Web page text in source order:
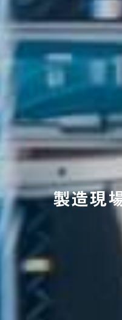
総
エンジ
製造現